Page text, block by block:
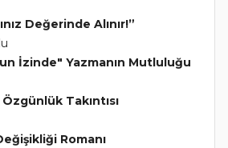
Değerinde Alınır!”
İzinde" Yazmanın Mutluluğu
Özgünlük Takıntısı
Romanı